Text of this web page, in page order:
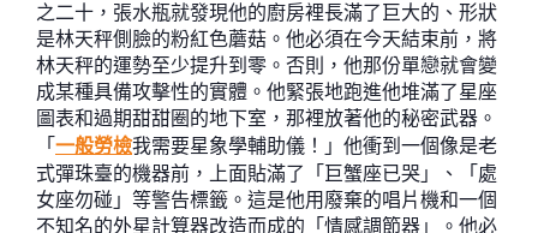
之二十，張水瓶就發現他的廚房裡長滿了巨大的、形狀
是林天秤側臉的粉紅色蘑菇。他必須在今天結束前，將
林天秤的運勢至少提升到零。否則，他那份單戀就會變
成某種具備攻擊性的實體。他緊張地跑進他堆滿了星座
圖表和過期甜甜圈的地下室，那裡放著他的秘密武器。
「一般勞檢我需要星象學輔助儀！」他衝到一個像是老
式彈珠臺的機器前，上面貼滿了「巨蟹座已哭」、「處
女座勿碰」等警告標籤。這是他用廢棄的唱片機和一個
不知名的外星計算器改造而成的「情感調節器」。他必